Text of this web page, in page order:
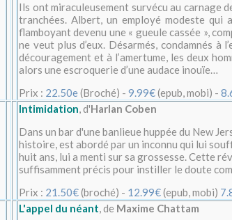
Ils ont miraculeusement survécu au carnage
tranchées. Albert, un employé modeste
flamboyant devenu une « gueule cassée »,
ne veut plus d’eux. Désarmés, condamnés à
découragement et à l’amertume, les deux
alors une escroquerie d’une audace inouïe…
Prix : 22.50e(Broché) - 9.99€(epub, mobi) -
Intimidation, d'Harlan Coben
Dans un bar d'une banlieue huppée du New
histoire, est abordé par un inconnu qui lui
huit ans, lui a menti sur sa grossesse. Cette
suffisamment précis pour instiller le doute
Prix : 21.50€(broché) - 12.99€(epub, mobi)
L'appel du néant, de Maxime Chattam